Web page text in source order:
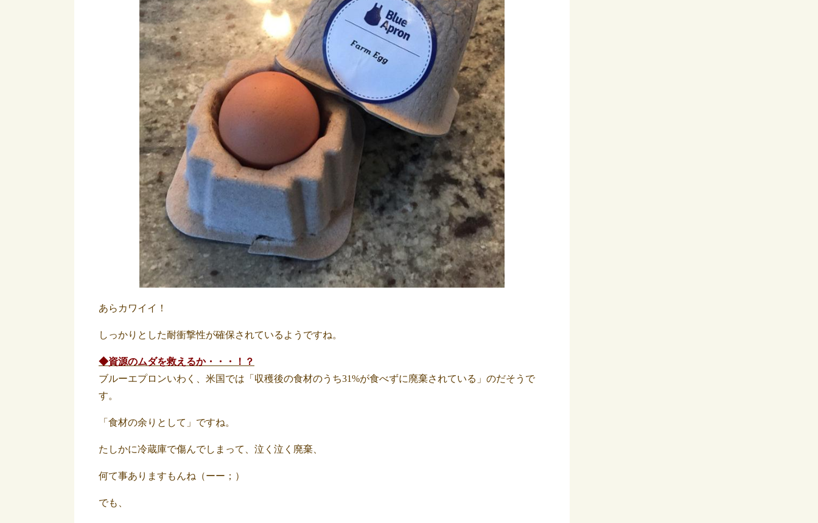
あらカワイイ！
しっかりとした耐衝撃性が確保されているようですね。
◆資源のムダを救えるか・・・！？
ブルーエプロンいわく、米国では「収穫後の食材のうち31%が食べずに廃棄されている」のだそうで
す。
「食材の余りとして」ですね。
たしかに冷蔵庫で傷んでしまって、泣く泣く廃棄、
何て事ありますもんね（ーー；）
でも、